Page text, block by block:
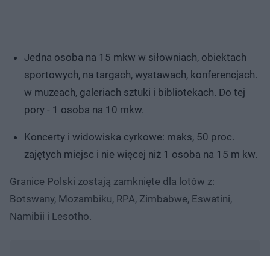
Jedna osoba na 15 mkw w siłowniach, obiektach
sportowych, na targach, wystawach, konferencjach.
w muzeach, galeriach sztuki i bibliotekach. Do tej
pory - 1 osoba na 10 mkw.
Koncerty i widowiska cyrkowe: maks, 50 proc.
zajętych miejsc i nie więcej niż 1 osoba na 15 m kw.
Granice Polski zostają zamknięte dla lotów z:
Botswany, Mozambiku, RPA, Zimbabwe, Eswatini,
Namibii i Lesotho.